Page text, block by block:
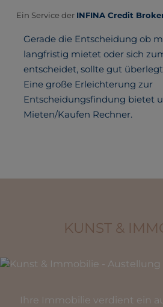
KUNST &
Ihre Immobilie verdient ein